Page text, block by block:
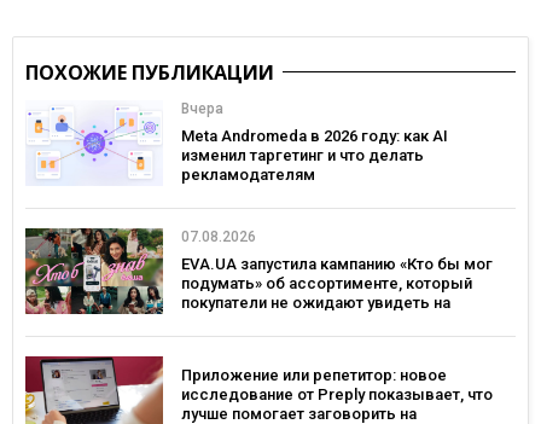
ПОХОЖИЕ ПУБЛИКАЦИИ
Вчера
Meta Andromeda в 2026 году: как AI
изменил таргетинг и что делать
рекламодателям
07.08.2026
EVA.UA запустила кампанию «Кто бы мог
подумать» об ассортименте, который
покупатели не ожидают увидеть на
Приложение или репетитор: новое
исследование от Preply показывает, что
лучше помогает заговорить на